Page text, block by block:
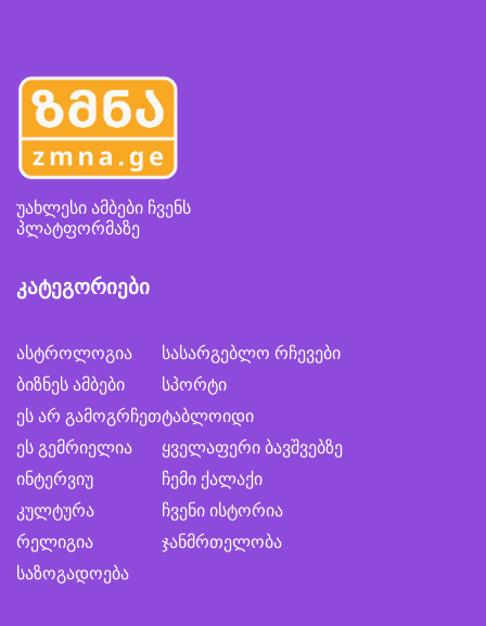
უახლესი ამბები ჩვენს
პლატფორმაზე
კატეგორიები
ასტროლოგია
ბიზნეს ამბები
ეს არ გამოგრჩეთ
ეს გემრიელია
ინტერვიუ
კულტურა
რელიგია
საზოგადოება
სასარგებლო რჩევები
სპორტი
ტაბლოიდი
ყველაფერი ბავშვებზე
ჩემი ქალაქი
ჩვენი ისტორია
ჯანმრთელობა